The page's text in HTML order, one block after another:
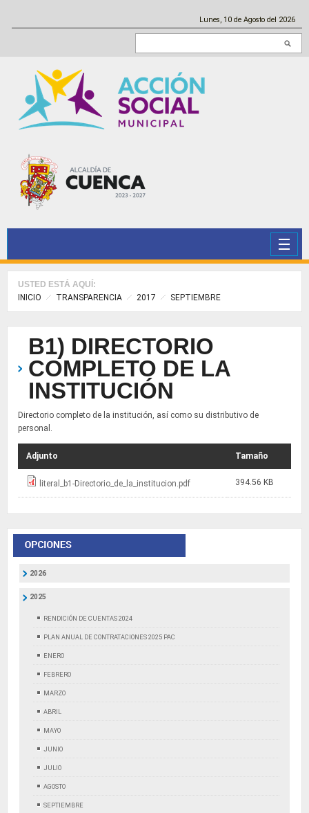
Lunes, 10 de Agosto del 2026
USTED ESTÁ AQUÍ:
INICIO
TRANSPARENCIA 2017 SEPTIEMBRE
B1) DIRECTORIO
COMPLETO DE LA
INSTITUCIÓN
Directorio completo de la institución, así como su distributivo de
personal.
Adjunto Tamaño
literal_b1-Directorio_de_la_institucion.pdf 394.56 KB
2026
2025
RENDICIÓN DE CUENTAS 2024
PLAN ANUAL DE CONTRATACIONES 2025 PAC
ENERO
FEBRERO
MARZO
ABRIL
MAYO
JUNIO
JULIO
AGOSTO
SEPTIEMBRE